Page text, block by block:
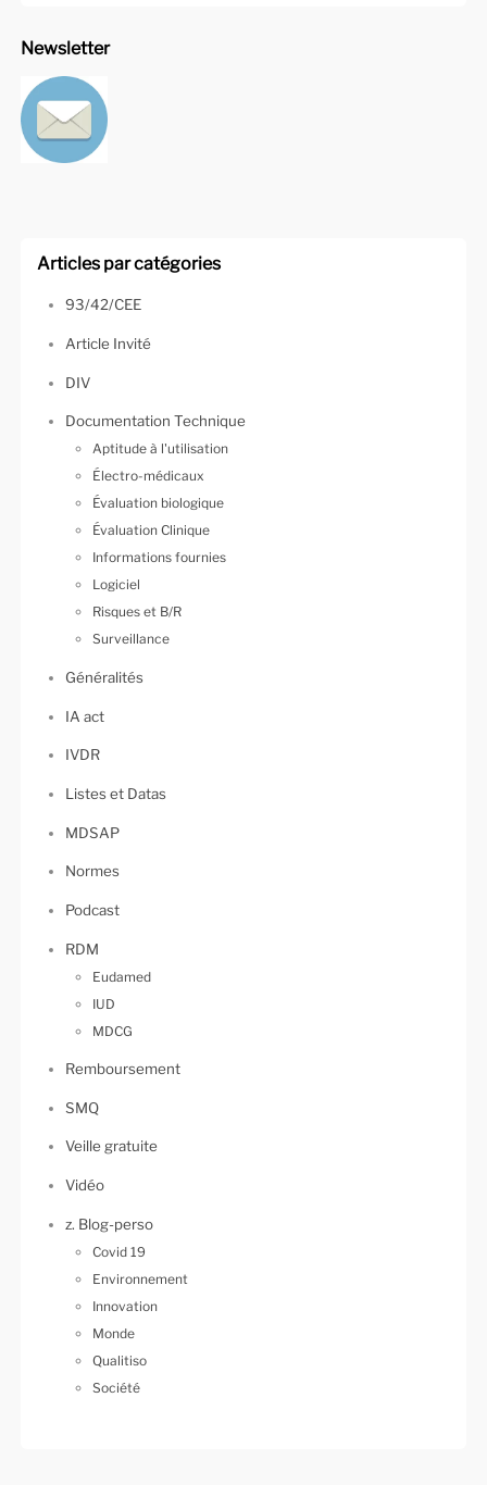
Newsletter
Articles par catégories
93/42/CEE
Article Invité
DIV
Documentation Technique
Aptitude à l'utilisation
Électro-médicaux
Évaluation biologique
Évaluation Clinique
Informations fournies
Logiciel
Risques et B/R
Surveillance
Généralités
IA act
IVDR
Listes et Datas
MDSAP
Normes
Podcast
RDM
Eudamed
IUD
MDCG
Remboursement
SMQ
Veille gratuite
Vidéo
z. Blog-perso
Covid 19
Environnement
Innovation
Monde
Qualitiso
Société